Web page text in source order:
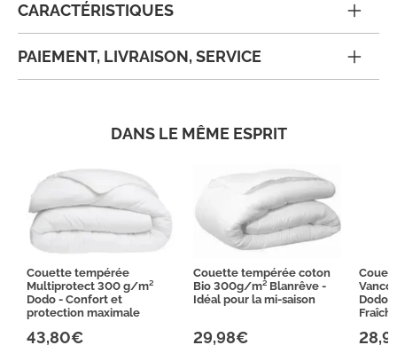
CARACTÉRISTIQUES
PAIEMENT, LIVRAISON, SERVICE
DANS LE MÊME ESPRIT
Couette tempérée
Multiprotect 300 g/m²
Dodo - Confort et
protection maximale
43,80€
Couette tempérée coton
Bio 300g/m² Blanrêve -
Idéal pour la mi-saison
29,98€
Dodo